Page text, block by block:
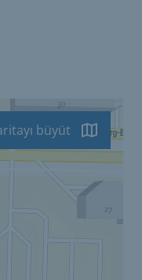
büyüt